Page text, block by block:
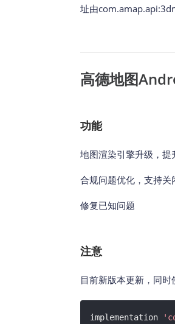
址由
高德地图
功能
地图渲染引擎升级，提
合规问题优化，支持关
修复已知问题
注意
目前新版本更新，同
implementation